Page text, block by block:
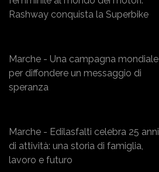
Rashway conquista la Superbike
Marche - Una campagna mondiale
per diffondere un messaggio di
speranza
Marche - Edilasfalti celebra 25 anni
di attività: una storia di famiglia,
lavoro e futuro